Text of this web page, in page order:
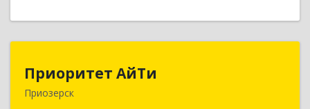
Приоритет АйТи
Приозерск
188760, Ленинградская обл, Приозерский р-н,